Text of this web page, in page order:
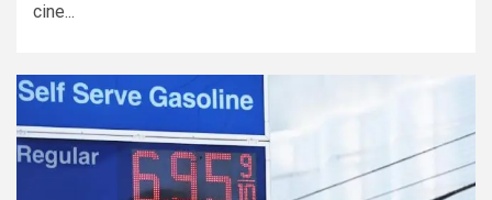
cine...